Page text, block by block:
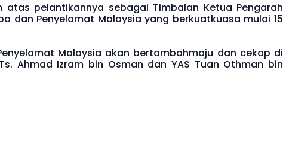
atas pelantikannya sebagai Timbalan Ketua Pengarah
dan Penyelamat Malaysia yang berkuatkuasa mulai 15
Malaysia akan bertambahmaju dan cekap di
Ahmad Izram bin Osman dan YAS Tuan Othman bin